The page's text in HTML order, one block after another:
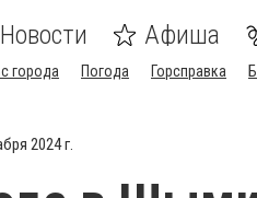
Новости Афиша
города Погода Горсправка
2024 г.